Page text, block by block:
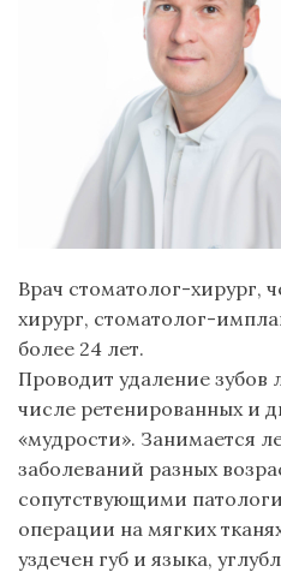
Врач стоматолог-хирург,
хирург, стоматолог-
более 24 лет.
Проводит удаление
числе ретенированных и
«мудрости». Занимается
заболеваний разных
сопутствующими
операции на мягких
уздечен губ и языка,